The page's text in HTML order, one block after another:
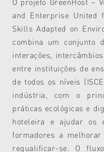
and Enterprise United
Skills Adapted on
combina um conjunto
interações,
entre instituições de
de todos os níveis
indústria, com o
práticas ecológicas e
hoteleira e ajudar os
formadores a
requalificar-se. O